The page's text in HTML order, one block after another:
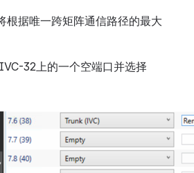
根据唯一跨矩阵通信路径的最大
32上的一个空端口并选择